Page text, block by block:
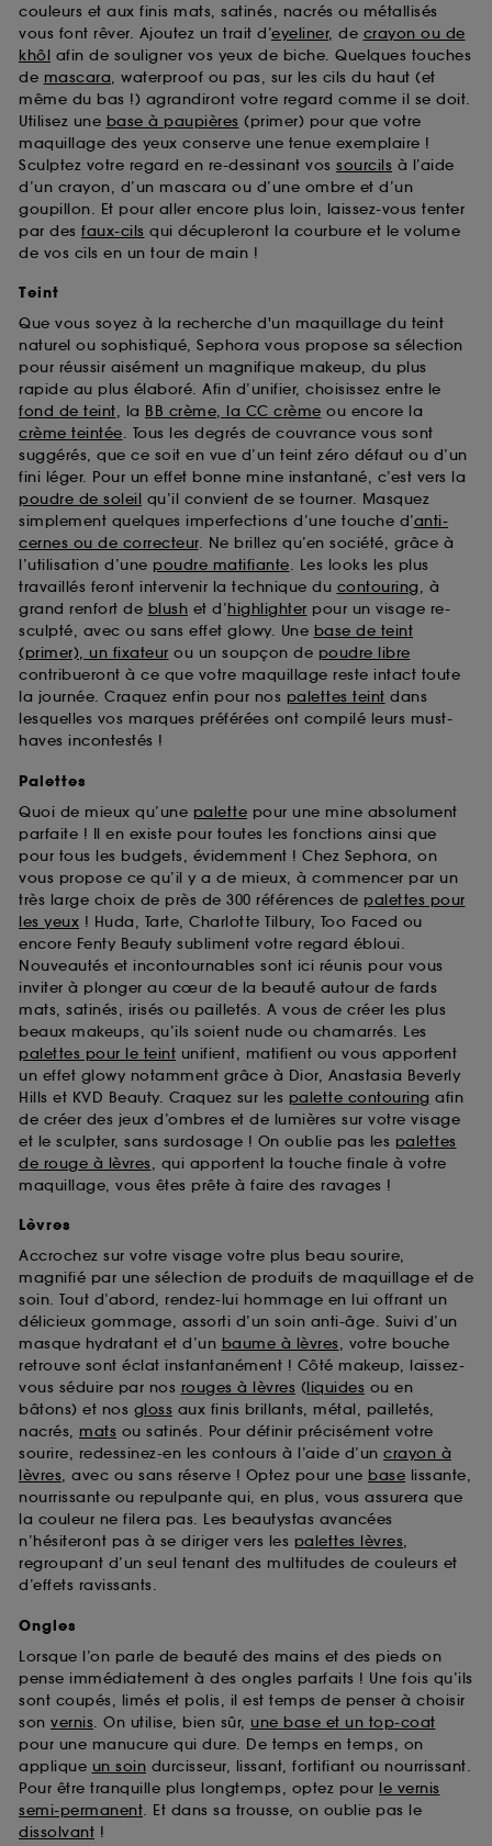
couleurs et aux finis mats, satinés, nacrés ou métallisés
vous font rêver. Ajoutez un trait d’eyeliner, de crayon ou de
khôl afin de souligner vos yeux de biche. Quelques touches
de mascara, waterproof ou pas, sur les cils du haut (et
même du bas !) agrandiront votre regard comme il se doit.
Utilisez une base à paupières (primer) pour que votre
maquillage des yeux conserve une tenue exemplaire !
Sculptez votre regard en re-dessinant vos sourcils à l’aide
d’un crayon, d’un mascara ou d’une ombre et d’un
goupillon. Et pour aller encore plus loin, laissez-vous tenter
par des faux-cils qui décupleront la courbure et le volume
de vos cils en un tour de main !
Teint
Que vous soyez à la recherche d'un maquillage du teint
naturel ou sophistiqué, Sephora vous propose sa sélection
pour réussir aisément un magnifique makeup, du plus
rapide au plus élaboré. Afin d’unifier, choisissez entre le
fond de teint, la BB crème, la CC crème ou encore la
crème teintée. Tous les degrés de couvrance vous sont
suggérés, que ce soit en vue d’un teint zéro défaut ou d’un
fini léger. Pour un effet bonne mine instantané, c’est vers la
poudre de soleil qu’il convient de se tourner. Masquez
simplement quelques imperfections d’une touche d’anti-
cernes ou de correcteur. Ne brillez qu’en société, grâce à
l’utilisation d’une poudre matifiante. Les looks les plus
travaillés feront intervenir la technique du contouring, à
grand renfort de blush et d’highlighter pour un visage re-
sculpté, avec ou sans effet glowy. Une base de teint
(primer), un fixateur ou un soupçon de poudre libre
contribueront à ce que votre maquillage reste intact toute
la journée. Craquez enfin pour nos palettes teint dans
lesquelles vos marques préférées ont compilé leurs must-
haves incontestés !
Palettes
Quoi de mieux qu’une palette pour une mine absolument
parfaite ! Il en existe pour toutes les fonctions ainsi que
pour tous les budgets, évidemment ! Chez Sephora, on
vous propose ce qu’il y a de mieux, à commencer par un
très large choix de près de 300 références de palettes pour
les yeux ! Huda, Tarte, Charlotte Tilbury, Too Faced ou
encore Fenty Beauty subliment votre regard ébloui.
Nouveautés et incontournables sont ici réunis pour vous
inviter à plonger au cœur de la beauté autour de fards
mats, satinés, irisés ou pailletés. A vous de créer les plus
beaux makeups, qu’ils soient nude ou chamarrés. Les
palettes pour le teint unifient, matifient ou vous apportent
un effet glowy notamment grâce à Dior, Anastasia Beverly
Hills et KVD Beauty. Craquez sur les palette contouring afin
de créer des jeux d’ombres et de lumières sur votre visage
et le sculpter, sans surdosage ! On oublie pas les palettes
de rouge à lèvres, qui apportent la touche finale à votre
maquillage, vous êtes prête à faire des ravages !
Lèvres
Accrochez sur votre visage votre plus beau sourire,
magnifié par une sélection de produits de maquillage et de
soin. Tout d’abord, rendez-lui hommage en lui offrant un
délicieux gommage, assorti d’un soin anti-âge. Suivi d’un
masque hydratant et d’un baume à lèvres, votre bouche
retrouve sont éclat instantanément ! Côté makeup, laissez-
vous séduire par nos rouges à lèvres (liquides ou en
bâtons) et nos gloss aux finis brillants, métal, pailletés,
nacrés, mats ou satinés. Pour définir précisément votre
sourire, redessinez-en les contours à l’aide d’un crayon à
lèvres, avec ou sans réserve ! Optez pour une base lissante,
nourrissante ou repulpante qui, en plus, vous assurera que
la couleur ne filera pas. Les beautystas avancées
n’hésiteront pas à se diriger vers les palettes lèvres,
regroupant d’un seul tenant des multitudes de couleurs et
d’effets ravissants.
Ongles
Lorsque l’on parle de beauté des mains et des pieds on
pense immédiatement à des ongles parfaits ! Une fois qu’ils
sont coupés, limés et polis, il est temps de penser à choisir
son vernis. On utilise, bien sûr, une base et un top-coat
pour une manucure qui dure. De temps en temps, on
applique un soin durcisseur, lissant, fortifiant ou nourrissant.
Pour être tranquille plus longtemps, optez pour le vernis
semi-permanent. Et dans sa trousse, on oublie pas le
dissolvant !